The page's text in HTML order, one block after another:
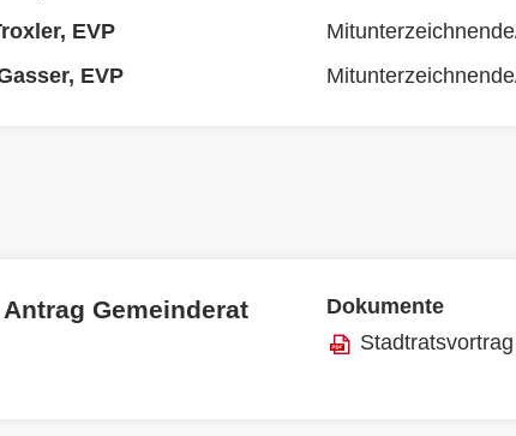
EVP
EVP
Antrag Gemeinderat
Dokumente
Stadtratsvortrag